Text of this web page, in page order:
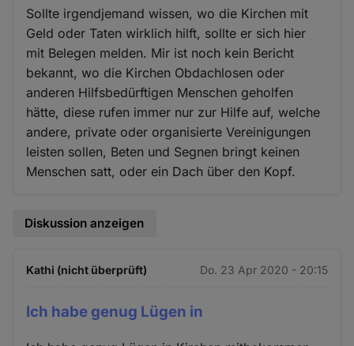
Sollte irgendjemand wissen, wo die Kirchen mit
Geld oder Taten wirklich hilft, sollte er sich hier
mit Belegen melden. Mir ist noch kein Bericht
bekannt, wo die Kirchen Obdachlosen oder
anderen Hilfsbedürftigen Menschen geholfen
hätte, diese rufen immer nur zur Hilfe auf, welche
andere, private oder organisierte Vereinigungen
leisten sollen, Beten und Segnen bringt keinen
Menschen satt, oder ein Dach über den Kopf.
Diskussion anzeigen
Kathi (nicht überprüft) Do. 23 Apr 2020 - 20:15
Ich habe genug Lügen in
Cookies